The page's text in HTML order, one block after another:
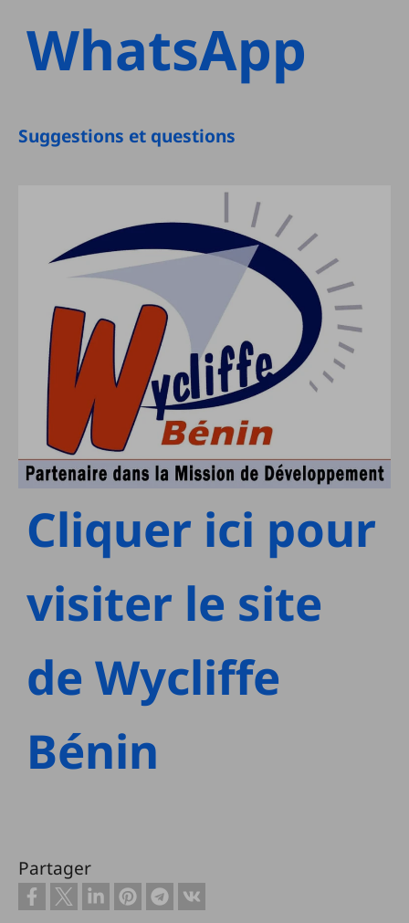
WhatsApp
Suggestions et questions
Cliquer ici pour
visiter le site
de Wycliffe
Bénin
Partager